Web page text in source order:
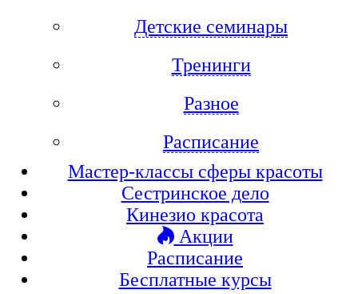
Детские семинары
Тренинги
Разное
Расписание
Мастер-классы сферы красоты
Сестринское дело
Кинезио красота
Акции
Расписание
Бесплатные курсы